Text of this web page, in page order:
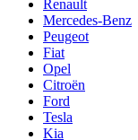
Renault
Mercedes-Benz
Peugeot
Fiat
Opel
Citroën
Ford
Tesla
Kia